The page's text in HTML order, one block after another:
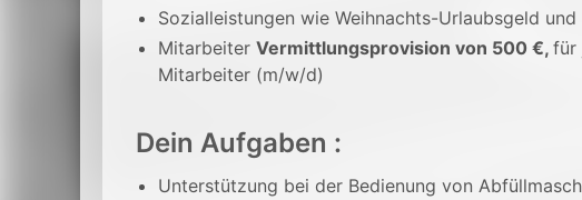
Sozialleistungen wie Weihnachts-Urlaubsgeld
Mitarbeiter Vermittlungsprovision von 500 €, für
Mitarbeiter (m/w/d)
Dein Aufgaben :
Unterstützung bei der Bedienung von